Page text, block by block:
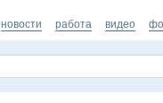
новости работа видео